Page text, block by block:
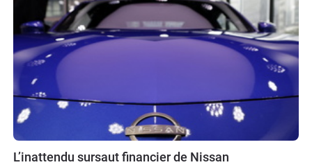
L’inattendu sursaut financier de Nissan